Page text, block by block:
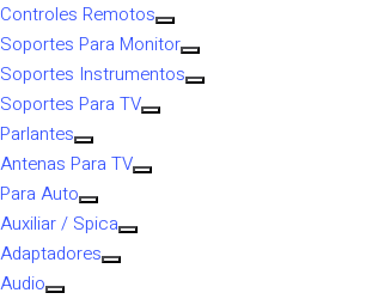
Controles Remotos
Soportes Para Monitor
Soportes Instrumentos
Soportes Para TV
Parlantes
Antenas Para TV
Para Auto
Auxiliar / Spica
Adaptadores
Audio